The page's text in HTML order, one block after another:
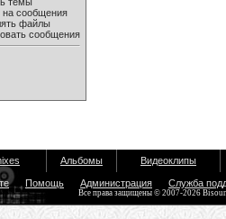
на сообщения
файлы
сообщения
Альбомы Видеоклипы
Помощь Администрация Служба
Все права защищены © 2007-2026